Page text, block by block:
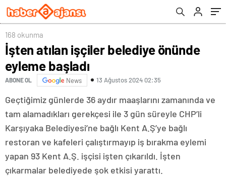
168 okunma
İşten atılan işçiler belediye önünde
eyleme başladı
ABONE OL News 13 Ağustos 2024 02:35
Geçtiğimiz günlerde 36 aydır maaşlarını zamanında ve
tam alamadıkları gerekçesi ile 3 gün süreyle CHP’li
Karşıyaka Belediyesi’ne bağlı Kent A.Ş’ye bağlı
restoran ve kafeleri çalıştırmayıp iş bırakma eylemi
yapan 93 Kent A.Ş. işçisi işten çıkarıldı. İşten
çıkarmalar belediyede şok etkisi yarattı.